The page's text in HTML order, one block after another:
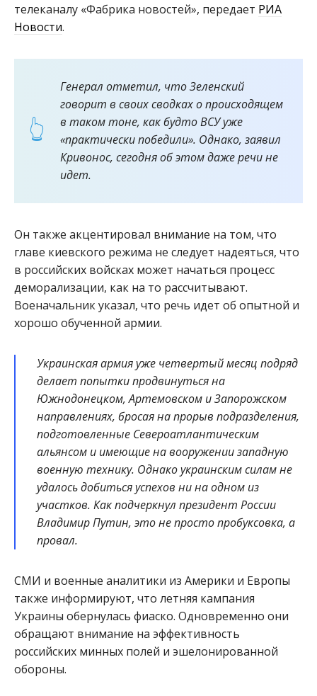
телеканалу «Фабрика новостей», передает РИА
Новости.
Генерал отметил, что Зеленский
говорит в своих сводках о происходящем
в таком тоне, как будто ВСУ уже
«практически победили». Однако, заявил
Кривонос, сегодня об этом даже речи не
идет.
Он также акцентировал внимание на том, что
главе киевского режима не следует надеяться, что
в российских войсках может начаться процесс
деморализации, как на то рассчитывают.
Военачальник указал, что речь идет об опытной и
хорошо обученной армии.
Украинская армия уже четвертый месяц подряд
делает попытки продвинуться на
Южнодонецком, Артемовском и Запорожском
направлениях, бросая на прорыв подразделения,
подготовленные Североатлантическим
альянсом и имеющие на вооружении западную
военную технику. Однако украинским силам не
удалось добиться успехов ни на одном из
участков. Как подчеркнул президент России
Владимир Путин, это не просто пробуксовка, а
провал.
СМИ и военные аналитики из Америки и Европы
также информируют, что летняя кампания
Украины обернулась фиаско. Одновременно они
обращают внимание на эффективность
российских минных полей и эшелонированной
обороны.